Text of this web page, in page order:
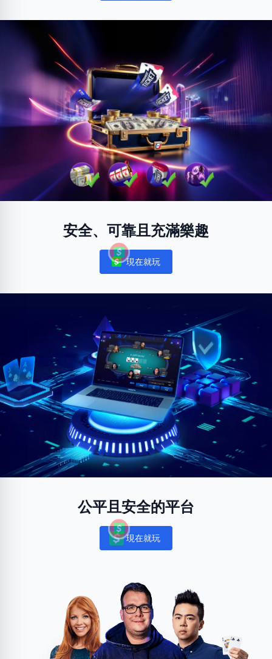
安全、可靠且充滿樂趣
Notifications
現在就玩
公平且安全的平台
Notifications
現在就玩